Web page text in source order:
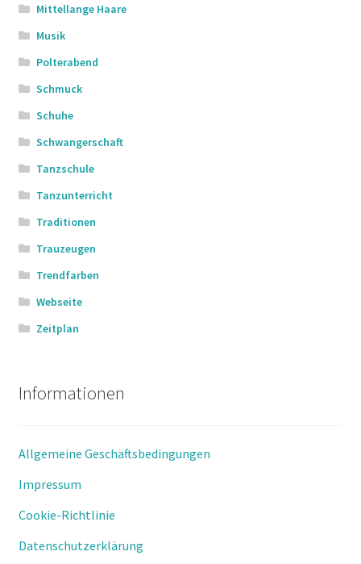
Mittellange Haare
Musik
Polterabend
Schmuck
Schuhe
Schwangerschaft
Tanzschule
Tanzunterricht
Traditionen
Trauzeugen
Trendfarben
Webseite
Zeitplan
Informationen
Allgemeine Geschäftsbedingungen
Impressum
Cookie-Richtlinie
Datenschutzerklärung